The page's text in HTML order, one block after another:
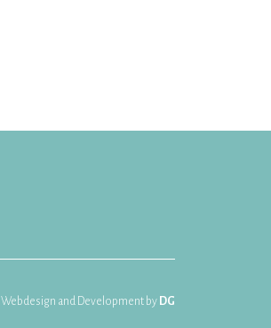
Webdesign and Development by DG